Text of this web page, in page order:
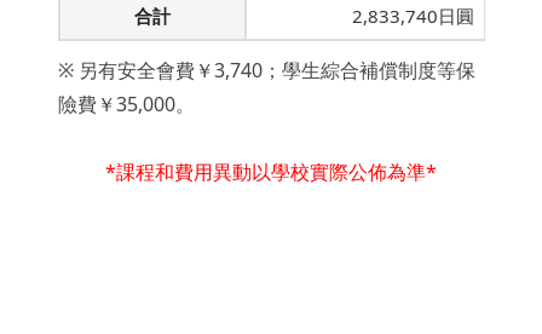
合計
2,833,740日圓
※ 另有安全會費￥3,740；學生綜合補償制度等保
險費￥35,000。
*課程和費用異動以學校實際公佈為準*